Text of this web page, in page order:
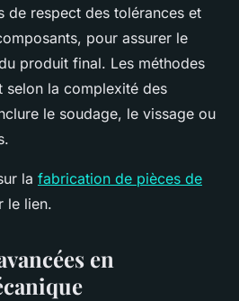
de respect des tolérances et
pour assurer le
produit final. Les méthodes
selon la complexité des
le soudage, le vissage ou
la fabrication de pièces de
le lien.
en